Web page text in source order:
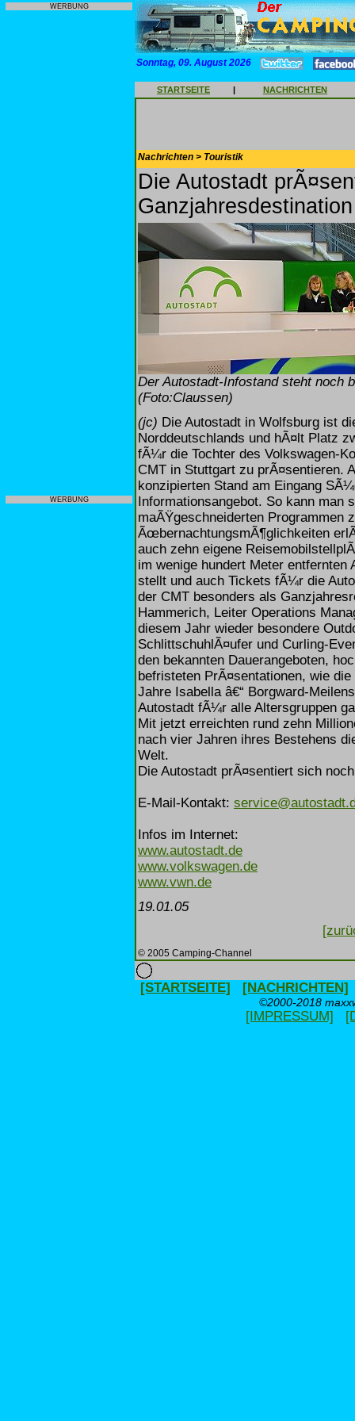
WERBUNG
WERBUNG
Sonntag, 09. August 2026
STARTSEITE | NACHRICHTEN
Nachrichten > Touristik
Die Autostadt
Ganzjahresdestination
Der Autostadt-Infostand steht noch
(Foto:Claussen)
(jc) Die Autostadt in Wolfsburg ist
Norddeutschlands und hÃ¤lt Platz
fÃ¼r die Tochter des Volkswagen-
CMT in Stuttgart zu prÃ¤sentieren.
konzipierten Stand am Eingang
Informationsangebot. So kann man
maÃŸgeschneiderten Programmen
ÃœbernachtungsmÃ¶glichkeiten
auch zehn eigene
im wenige hundert Meter
stellt und auch Tickets fÃ¼r die
der CMT besonders als
Hammerich, Leiter Operations
diesem Jahr wieder besondere
SchlittschuhlÃ¤ufer und Curling-
den bekannten Dauerangeboten,
befristeten PrÃ¤sentationen, wie
Jahre Isabella â€“ Borgward-
Autostadt fÃ¼r alle Altersgruppen
Mit jetzt erreichten rund zehn
nach vier Jahren ihres Bestehens
Welt.
Die Autostadt prÃ¤sentiert sich
E-Mail-Kontakt:
Infos im Internet:
www.autostadt.de
www.volkswagen.de
www.vwn.de
19.01.05
© 2005 Camping-Channel
[STARTSEITE] [NACHRICHTEN]
©2000-2018
[IMPRESSUM]